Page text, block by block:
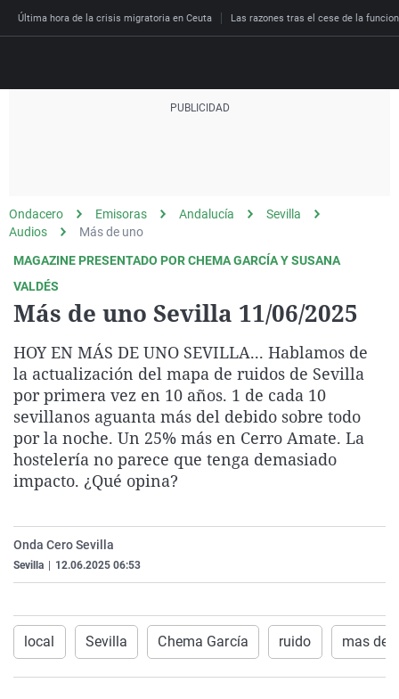
Última hora de la crisis migratoria en Ceuta Las razones tras el cese de la
Julia en la onda
Radioestadio
Radioestadio noche
El colegio invisible
La rosa de los vientos
Gente viajera
Expedientes del más
Invisibles
Prohibido morirse
Esto no ha pasado
Caso
Retornados
España
Baleares
Cataluña
Comunidad de Madrid
Comunitat Valenciana
Extremadura
Galicia
Economía
Deportes
Tenis
El tiempo
Salud
Ciencia y Tecnología
Gastronomía
Medio ambiente
Virales
Televisión
Ondacero Emisoras Andalucía
Sevilla
Audios
Más de uno
MAGAZINE PRESENTADO POR CHEMA GARCÍA Y SUSANA
VALDÉS
Más de uno Sevilla 11/06/2025
HOY EN MÁS DE UNO SEVILLA... Hablamos de
la actualización del mapa de ruidos de Sevilla
por primera vez en 10 años. 1 de cada 10
sevillanos aguanta más del debido sobre todo
por la noche. Un 25% más en Cerro Amate. La
hostelería no parece que tenga demasiado
impacto. ¿Qué opina?
Onda Cero Sevilla
Sevilla 12.06.2025 06:53
local Sevilla Chema García ruido mas de